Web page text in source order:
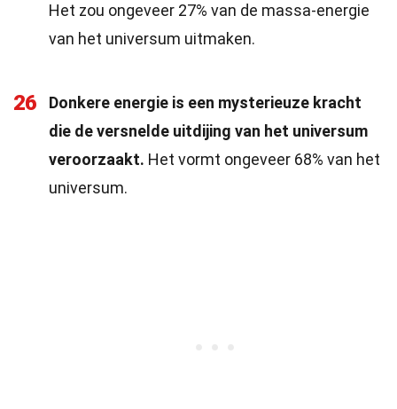
Het zou ongeveer 27% van de massa-energie
van het universum uitmaken.
26
Donkere energie is een mysterieuze kracht
die de versnelde uitdijing van het universum
veroorzaakt. Het vormt ongeveer 68% van het
universum.